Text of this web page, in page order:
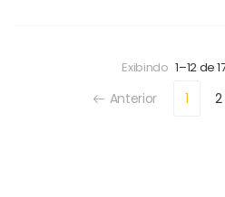
Exibindo 1–12 de
Anterior 1 2